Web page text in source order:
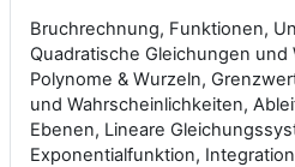
Bruchrechnung, Funktionen,
Quadratische Gleichungen und
Polynome & Wurzeln,
und Wahrscheinlichkeiten,
Ebenen, Lineare
Exponentialfunktion,